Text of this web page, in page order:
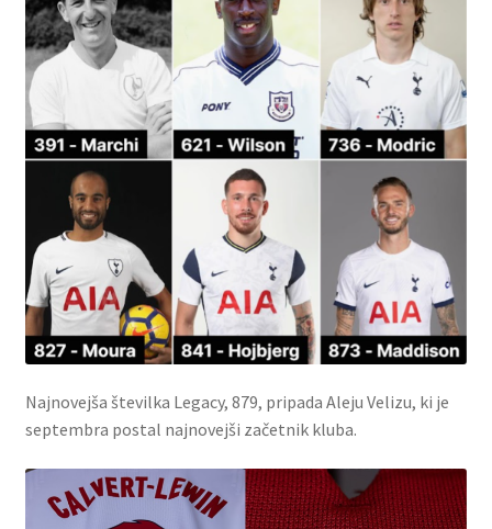
Najnovejša številka Legacy, 879, pripada Aleju Velizu, ki je
septembra postal najnovejši začetnik kluba.